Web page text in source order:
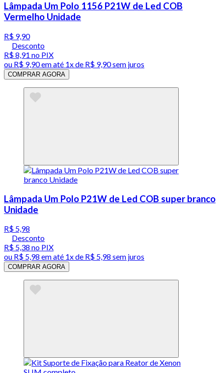
Lâmpada Um Polo 1156 P21W de Led COB
Vermelho Unidade
R$ 9,90
Desconto
R$ 8,91 no PIX
ou R$ 9,90em até 1x de R$ 9,90sem juros
COMPRAR AGORA
Lâmpada Um Polo P21W de Led COB super branco
Unidade
R$ 5,98
Desconto
R$ 5,38 no PIX
ou R$ 5,98 em até 1x de R$ 5,98 sem juros
COMPRAR AGORA